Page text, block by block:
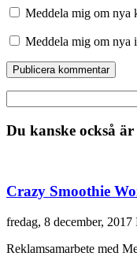
Meddela mig om nya
Meddela mig om nya
Du kanske också
Crazy Smoothie
fredag, 8 december, 2017
Reklamsamarbete med